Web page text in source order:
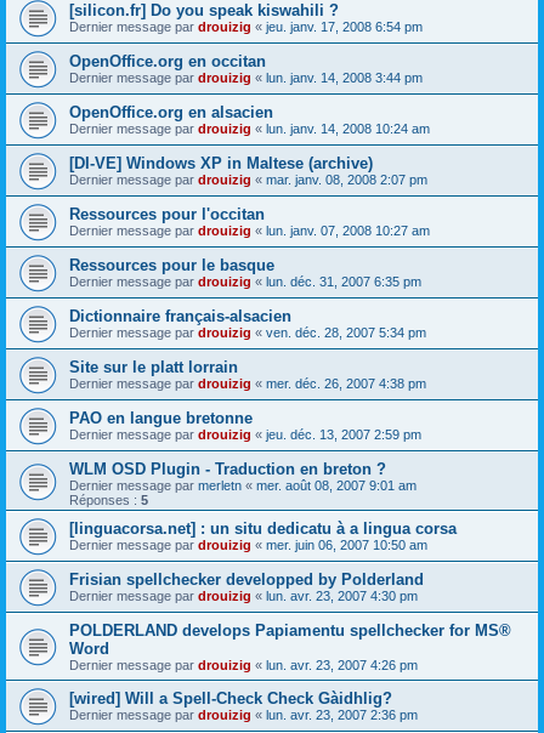
[silicon.fr] Do you speak kiswahili ?
Dernier message par drouizig « jeu. janv. 17, 2008 6:54 pm
OpenOffice.org en occitan
Dernier message par drouizig « lun. janv. 14, 2008 3:44 pm
OpenOffice.org en alsacien
Dernier message par drouizig « lun. janv. 14, 2008 10:24 am
[DI-VE] Windows XP in Maltese (archive)
Dernier message par drouizig « mar. janv. 08, 2008 2:07 pm
Ressources pour l'occitan
Dernier message par drouizig « lun. janv. 07, 2008 10:27 am
Ressources pour le basque
Dernier message par drouizig « lun. déc. 31, 2007 6:35 pm
Dictionnaire français-alsacien
Dernier message par drouizig « ven. déc. 28, 2007 5:34 pm
Site sur le platt lorrain
Dernier message par drouizig « mer. déc. 26, 2007 4:38 pm
PAO en langue bretonne
Dernier message par drouizig « jeu. déc. 13, 2007 2:59 pm
WLM OSD Plugin - Traduction en breton ?
Dernier message par merletn « mer. août 08, 2007 9:01 am
Réponses : 5
[linguacorsa.net] : un situ dedicatu à a lingua corsa
Dernier message par drouizig « mer. juin 06, 2007 10:50 am
Frisian spellchecker developped by Polderland
Dernier message par drouizig « lun. avr. 23, 2007 4:30 pm
POLDERLAND develops Papiamentu spellchecker for MS®
Word
Dernier message par drouizig « lun. avr. 23, 2007 4:26 pm
[wired] Will a Spell-Check Check Gàidhlig?
Dernier message par drouizig « lun. avr. 23, 2007 2:36 pm